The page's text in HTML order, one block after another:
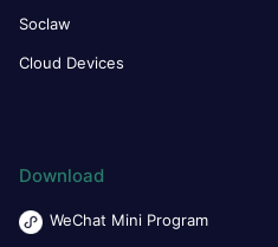
Soclaw
Cloud Devices
Download
WeChat Mini Program